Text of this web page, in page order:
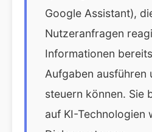
Google Assistant),
Nutzeranfragen
Informationen
Aufgaben ausführen
steuern können. Sie
auf KI-Technologien